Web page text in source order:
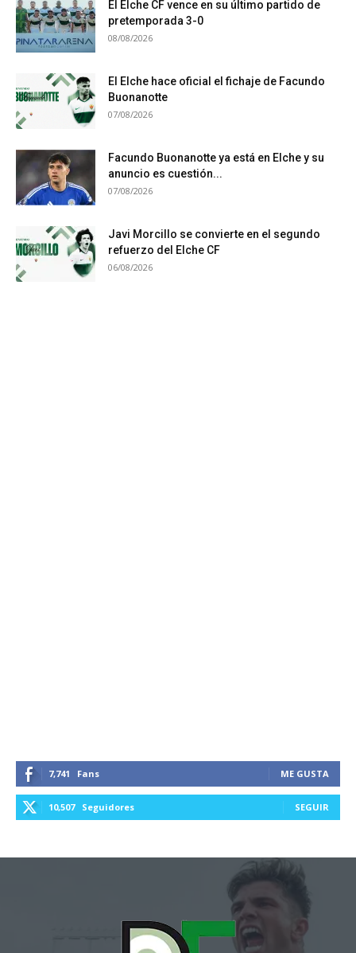
El Elche CF vence en su último partido de
pretemporada 3-0
08/08/2026
El Elche hace oficial el fichaje de Facundo
Buonanotte
07/08/2026
Facundo Buonanotte ya está en Elche y su
anuncio es cuestión...
07/08/2026
Javi Morcillo se convierte en el segundo
refuerzo del Elche CF
06/08/2026
7,741 Fans ME GUSTA
10,507 Seguidores SEGUIR